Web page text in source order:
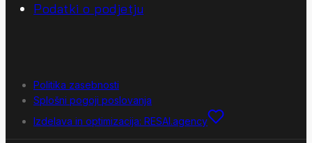
Podatki o podjetju
Politika zasebnosti
Splošni pogoji poslovanja
Izdelava in optimizacija: RESAI.agency